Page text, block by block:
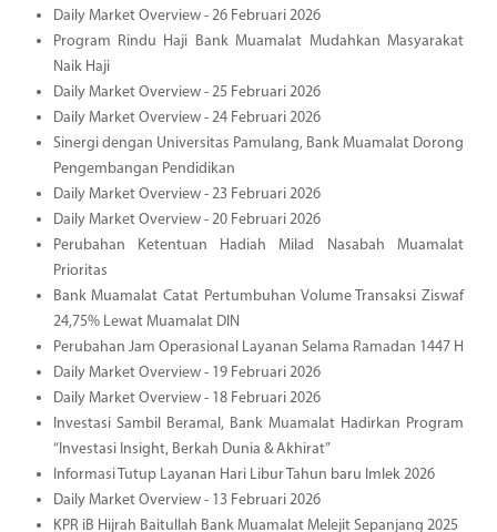
Daily Market Overview - 26 Februari 2026
Program Rindu Haji Bank Muamalat Mudahkan Masyarakat
Naik Haji
Daily Market Overview - 25 Februari 2026
Daily Market Overview - 24 Februari 2026
Sinergi dengan Universitas Pamulang, Bank Muamalat Dorong
Pengembangan Pendidikan
Daily Market Overview - 23 Februari 2026
Daily Market Overview - 20 Februari 2026
Perubahan Ketentuan Hadiah Milad Nasabah Muamalat
Prioritas
Bank Muamalat Catat Pertumbuhan Volume Transaksi Ziswaf
24,75% Lewat Muamalat DIN
Perubahan Jam Operasional Layanan Selama Ramadan 1447 H
Daily Market Overview - 19 Februari 2026
Daily Market Overview - 18 Februari 2026
Investasi Sambil Beramal, Bank Muamalat Hadirkan Program
“Investasi Insight, Berkah Dunia & Akhirat”
Informasi Tutup Layanan Hari Libur Tahun baru Imlek 2026
Daily Market Overview - 13 Februari 2026
KPR iB Hijrah Baitullah Bank Muamalat Melejit Sepanjang 2025